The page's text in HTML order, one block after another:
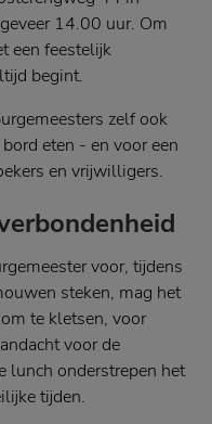
14.00 uur. Om
een feestelijk
begint.
zelf ook
eten - en voor een
en vrijwilligers.
voor, tijdens
steken, mag het
te kletsen, voor
voor de
lunch onderstrepen het
tijden.